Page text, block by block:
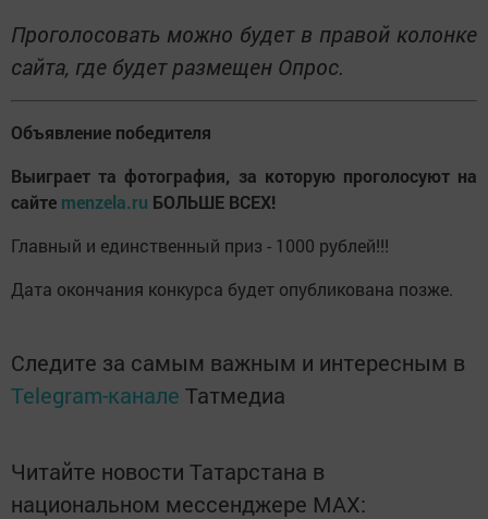
Проголосовать можно будет в правой колонке
сайта, где будет размещен Опрос.
Объявление победителя
Выиграет та фотография, за которую проголосуют на
сайте menzela.ru БОЛЬШЕ ВСЕХ!
Главный и единственный приз - 1000 рублей!!!
Дата окончания конкурса будет опубликована позже.
Следите за самым важным и интересным в
Telegram-канале Татмедиа
Читайте новости Татарстана в
национальном мессенджере MАХ: